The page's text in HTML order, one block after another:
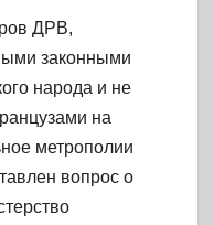
ДРВ,
законными
народа и не
на
метрополии
вопрос о